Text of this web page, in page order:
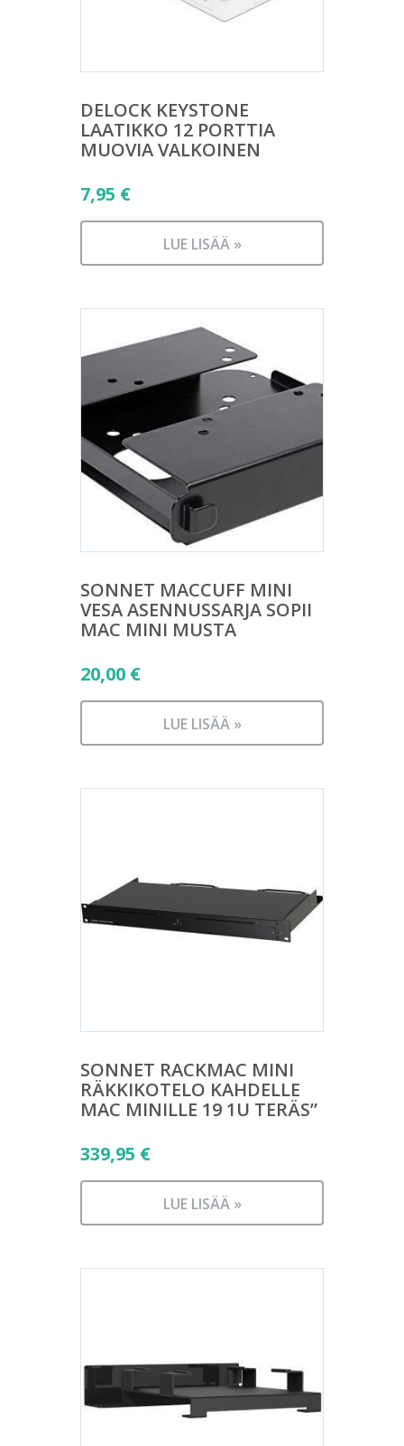
DELOCK KEYSTONE
LAATIKKO 12 PORTTIA
MUOVIA VALKOINEN
7,95 €
LUE LISÄÄ »
SONNET MACCUFF MINI
VESA ASENNUSSARJA SOPII
MAC MINI MUSTA
20,00 €
LUE LISÄÄ »
SONNET RACKMAC MINI
RÄKKIKOTELO KAHDELLE
MAC MINILLE 19 1U TERÄS”
339,95 €
LUE LISÄÄ »